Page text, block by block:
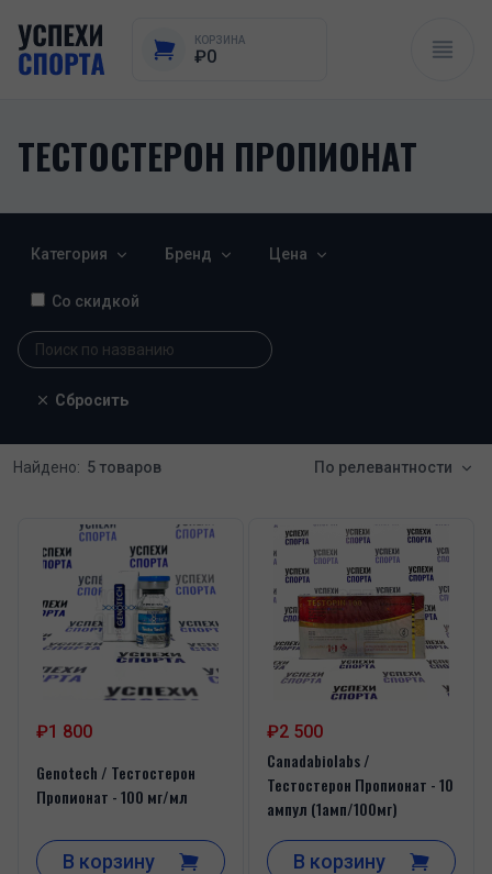
КОРЗИНА
₽0
ТЕСТОСТЕРОН ПРОПИОНАТ
Категория Бренд Цена
Со скидкой
Сбросить
Найдено: 5 товаров По релевантности
₽1 800
Genotech / Тестостерон
Пропионат - 100 мг/мл
В корзину
₽2 500
Canadabiolabs /
Тестостерон Пропионат - 10
ампул (1амп/100мг)
В корзину